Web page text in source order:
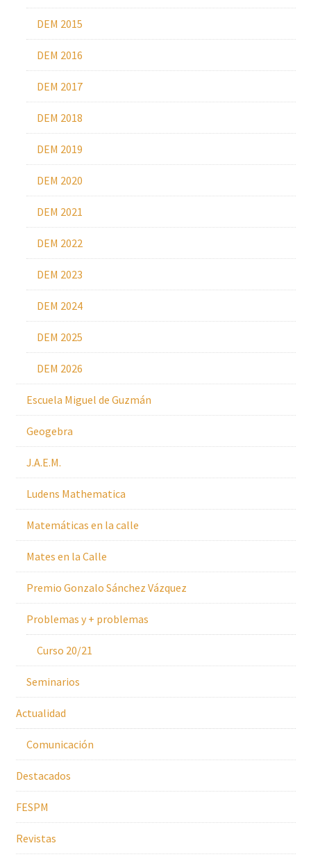
DEM 2015
DEM 2016
DEM 2017
DEM 2018
DEM 2019
DEM 2020
DEM 2021
DEM 2022
DEM 2023
DEM 2024
DEM 2025
DEM 2026
Escuela Miguel de Guzmán
Geogebra
J.A.E.M.
Ludens Mathematica
Matemáticas en la calle
Mates en la Calle
Premio Gonzalo Sánchez Vázquez
Problemas y + problemas
Curso 20/21
Seminarios
Actualidad
Comunicación
Destacados
FESPM
Revistas